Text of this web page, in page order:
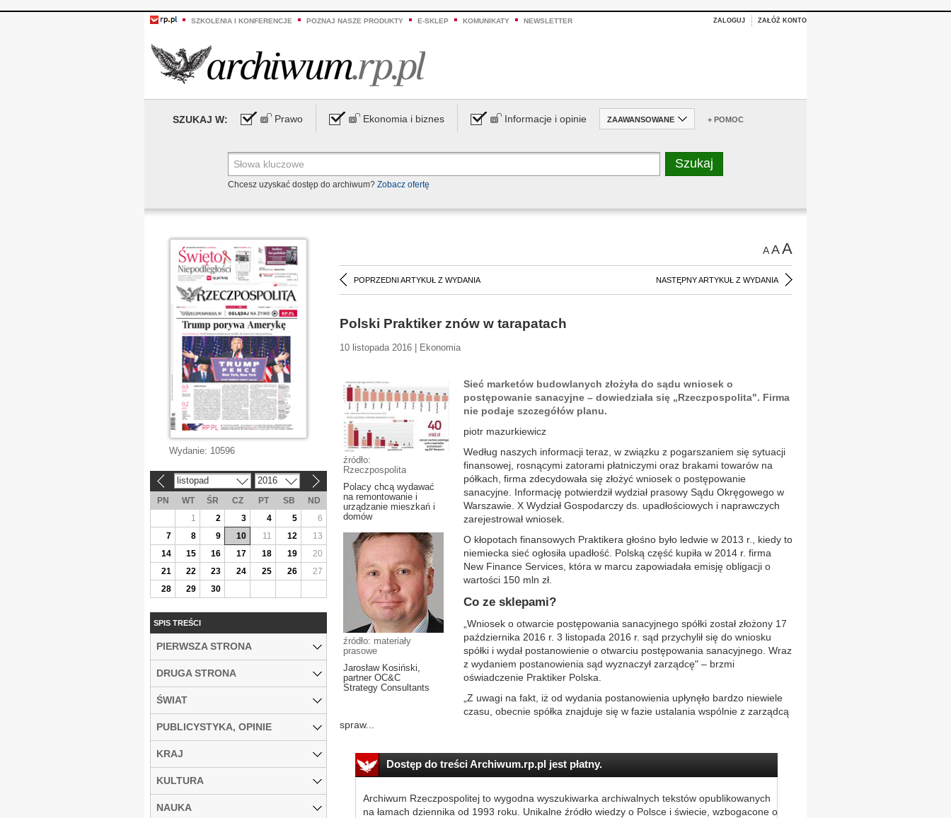
SZKOLENIA I KONFERENCJE POZNAJ NASZE PRODUKTY E-SKLEP KOMUNIKATY NEWSLETTER ZALOGUJ ZAŁÓŻ KONTO
SZUKAJ W: Prawo Ekonomia i biznes Informacje i opinie ZAAWANSOWANE + POMOC
Chcesz uzyskać dostęp do archiwum? Zobacz ofertę
AAA
POPRZEDNI ARTYKUŁ Z WYDANIA NASTĘPNY ARTYKUŁ Z WYDANIA
Polski Praktiker znów w tarapatach
10 listopada 2016 | Ekonomia
źródło:
Rzeczpospolita
Polacy chcą wydawać
na remontowanie i
urządzanie mieszkań i
domów
źródło: materiały
prasowe
Jarosław Kosiński,
partner OC&C
Strategy Consultants
Sieć marketów budowlanych złożyła do sądu wniosek o
postępowanie sanacyjne – dowiedziała się „Rzeczpospolita". Firma
nie podaje szczegółów planu.
piotr mazurkiewicz
Według naszych informacji teraz, w związku z pogarszaniem się sytuacji
finansowej, rosnącymi zatorami płatniczymi oraz brakami towarów na
półkach, firma zdecydowała się złożyć wniosek o postępowanie
sanacyjne. Informację potwierdził wydział prasowy Sądu Okręgowego w
Warszawie. X Wydział Gospodarczy ds. upadłościowych i naprawczych
zarejestrował wniosek.
O kłopotach finansowych Praktikera głośno było ledwie w 2013 r., kiedy to
niemiecka sieć ogłosiła upadłość. Polską część kupiła w 2014 r. firma
New Finance Services, która w marcu zapowiadała emisję obligacji o
wartości 150 mln zł.
Co ze sklepami?
„Wniosek o otwarcie postępowania sanacyjnego spółki został złożony 17
października 2016 r. 3 listopada 2016 r. sąd przychylił się do wniosku
spółki i wydał postanowienie o otwarciu postępowania sanacyjnego. Wraz
z wydaniem postanowienia sąd wyznaczył zarządcę" – brzmi
oświadczenie Praktiker Polska.
„Z uwagi na fakt, iż od wydania postanowienia upłynęło bardzo niewiele
czasu, obecnie spółka znajduje się w fazie ustalania wspólnie z zarządcą
spraw...
Dostęp do treści Archiwum.rp.pl jest płatny.
Archiwum Rzeczpospolitej to wygodna wyszukiwarka archiwalnych tekstów opublikowanych
na łamach dziennika od 1993 roku. Unikalne źródło wiedzy o Polsce i świecie, wzbogacone o
Wydanie: 10596
listopad 2016
PN WT ŚR CZ PT SB
ND
1
2 3 4 5
6
7
8 9 10 11 12
13
14
15 16 17 18 19
20
21
22 23 24 25 26
27
28
29 30
SPIS TREŚCI
PIERWSZA STRONA
DRUGA STRONA
ŚWIAT
PUBLICYSTYKA, OPINIE
KRAJ
KULTURA
NAUKA